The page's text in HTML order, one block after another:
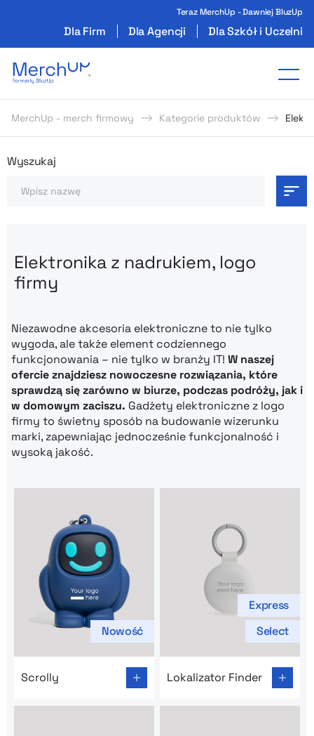
Teraz MerchUp - Dawniej BluzUp
Dla Firm Dla Agencji Dla Szkół i Uczelni
Odzież reklamowa z nadrukiem i gadżety
MerchUp - merch firmowy Kategorie produktów
Odzież reklamowa z
Wyszukaj
Szukaj
Elektronika z nadrukiem, logo
firmy
Niezawodne akcesoria elektroniczne to nie tylko
wygoda, ale także element codziennego
funkcjonowania – nie tylko w branży IT! W naszej
ofercie znajdziesz nowoczesne rozwiązania, które
sprawdzą się zarówno w biurze, podczas podróży, jak i
w domowym zaciszu. Gadżety elektroniczne z logo
firmy to świetny sposób na budowanie wizerunku
marki, zapewniając jednocześnie funkcjonalność i
wysoką jakość.
Nowość
Scrolly
Express
Select
Lokalizator Finder